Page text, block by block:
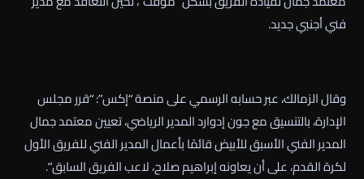
فني أجنبي جديد.
وقال الزمالك، عبر حسابه الرسمي على منصة “إكس”: “قرر مجلس
الإدارة، بالتنسيق مع جون إدوارد المدير الرياضي، تعيين معتمد جمال
المدير الفني الأسبق للأبيض قائمًا بأعمال المدير الفني للفريق الأول
لكرة القدم، على أن يعاونه إبراهيم صلاح، لاعب الفريق السابق”.